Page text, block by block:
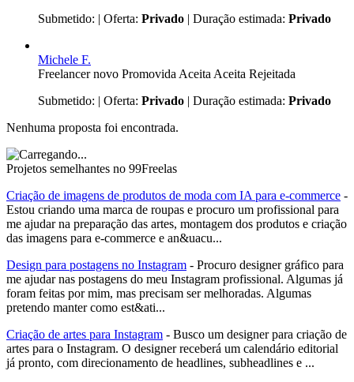
Submetido: | Oferta: Privado | Duração estimada: Privado
Michele F.
Freelancer novo Promovida Aceita Aceita Rejeitada
Submetido: | Oferta: Privado | Duração estimada: Privado
Nenhuma proposta foi encontrada.
Projetos semelhantes no 99Freelas
Criação de imagens de produtos de moda com IA para e-commerce -
Estou criando uma marca de roupas e procuro um profissional para
me ajudar na preparação das artes, montagem dos produtos e criação
das imagens para e-commerce e an&uacu...
Design para postagens no Instagram - Procuro designer gráfico para
me ajudar nas postagens do meu Instagram profissional. Algumas já
foram feitas por mim, mas precisam ser melhoradas. Algumas
pretendo manter como est&ati...
Criação de artes para Instagram - Busco um designer para criação de
artes para o Instagram. O designer receberá um calendário editorial
já pronto, com direcionamento de headlines, subheadlines e ...